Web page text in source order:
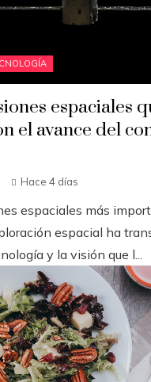
espaciales
el avance del
Hace 4 días
espaciales más
espacial ha
y la visión que l...